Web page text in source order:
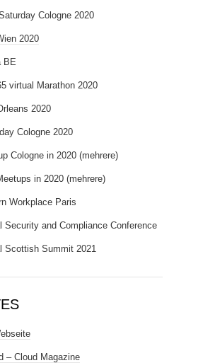
Cologne 2020
2020
BE
virtual Marathon 2020
2020
Cologne 2020
Cologne in 2020 (mehrere)
in 2020 (mehrere)
Workplace Paris
Security and Compliance Conference
Scottish Summit 2021
– Cloud Magazine